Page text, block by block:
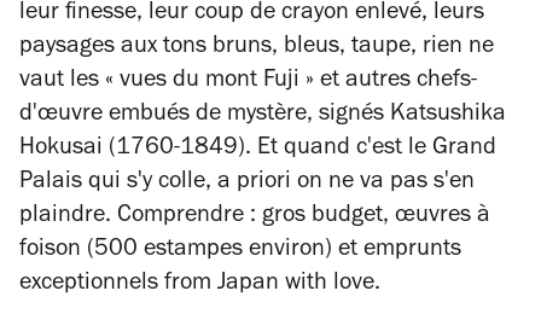
leur finesse, leur coup de crayon enlevé, leurs
paysages aux tons bruns, bleus, taupe, rien ne
vaut les « vues du mont Fuji » et autres chefs-
d'œuvre embués de mystère, signés Katsushika
Hokusai (1760-1849). Et quand c'est le Grand
Palais qui s'y colle, a priori on ne va pas s'en
plaindre. Comprendre : gros budget, œuvres à
foison (500 estampes environ) et emprunts
exceptionnels from Japan with love.